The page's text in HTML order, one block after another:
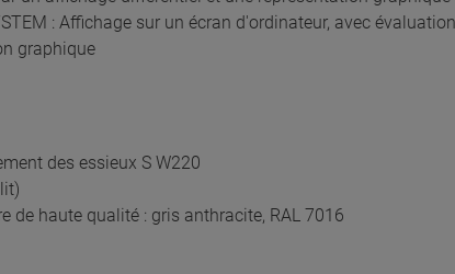
: Affichage sur un écran d'ordinateur, avec
graphique
des essieux S W220
de haute qualité : gris anthracite, RAL 7016